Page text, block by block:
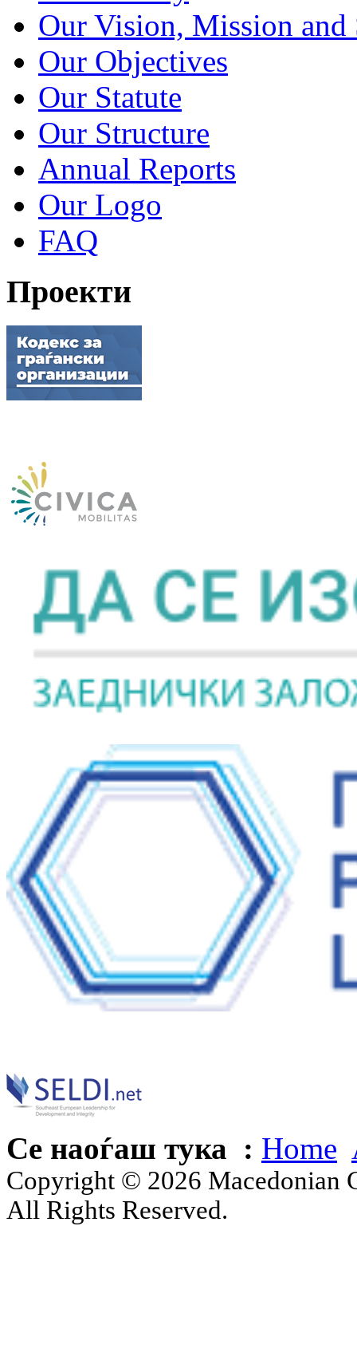
Our Vision, Mission and
Our Objectives
Our Statute
Our Structure
Annual Reports
Our Logo
FAQ
Проекти
Се наоѓаш тука : Home
Copyright © 2026 Macedonian
All Rights Reserved.